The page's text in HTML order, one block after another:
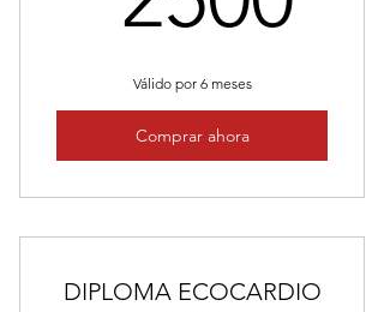
Válido por 6 meses
Comprar ahora
DIPLOMA ECOCARDIO